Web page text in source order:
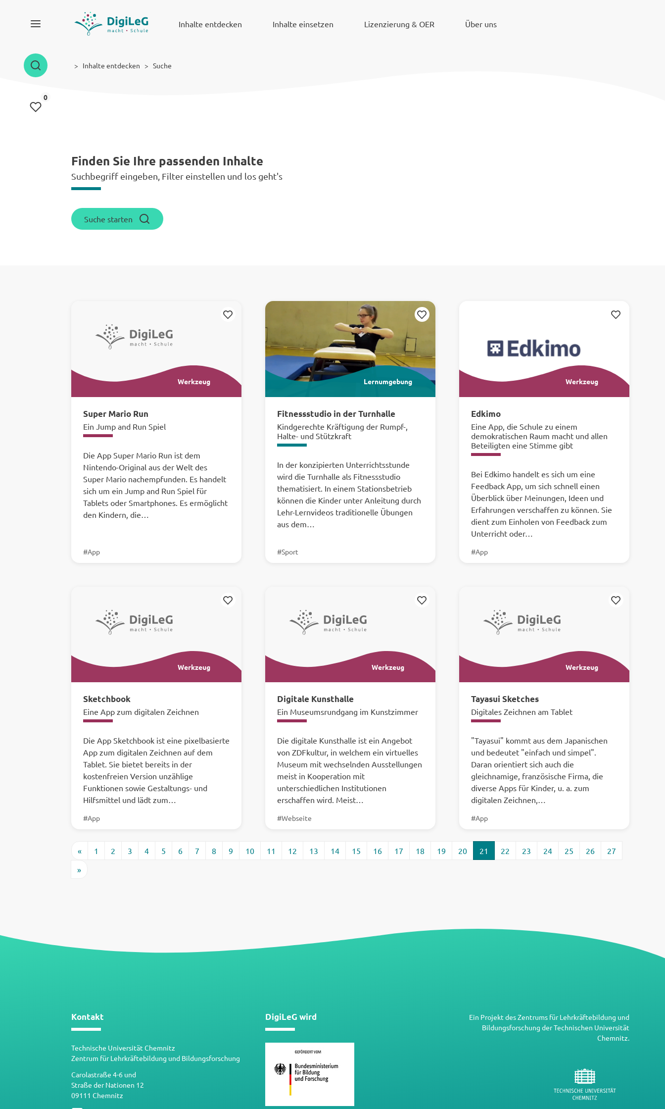
Inhalte entdecken Inhalte einsetzen Lizenzierung & OER Über uns
0Inhalte gemerkt
Inhalte entdecken Suche
Finden Sie Ihre passenden Inhalte
Suchbegriff eingeben, Filter einstellen und los geht's
Suche starten
Merken
Werkzeug
Super Mario Run
Ein Jump and Run Spiel
Die App Super Mario Run ist dem
Nintendo-Original aus der Welt des
Super Mario nachempfunden. Es handelt
sich um ein Jump and Run Spiel für
Tablets oder Smartphones. Es ermöglicht
den Kindern, die…
#App
Merken
Lernumgebung
Fitnessstudio in der Turnhalle
Kindgerechte Kräftigung der Rumpf-,
Halte- und Stützkraft
In der konzipierten Unterrichtsstunde
wird die Turnhalle als Fitnessstudio
thematisiert. In einem Stationsbetrieb
können die Kinder unter Anleitung durch
Lehr-Lernvideos traditionelle Übungen
aus dem…
#Sport
Merken
Werkzeug
Edkimo
Eine App, die Schule zu einem
demokratischen Raum macht und allen
Beteiligten eine Stimme gibt
Bei Edkimo handelt es sich um eine
Feedback App, um sich schnell einen
Überblick über Meinungen, Ideen und
Erfahrungen verschaffen zu können. Sie
dient zum Einholen von Feedback zum
Unterricht oder…
#App
Merken
Werkzeug
Sketchbook
Eine App zum digitalen Zeichnen
Die App Sketchbook ist eine pixelbasierte
App zum digitalen Zeichnen auf dem
Tablet. Sie bietet bereits in der
kostenfreien Version unzählige
Funktionen sowie Gestaltungs- und
Hilfsmittel und lädt zum…
#App
Merken
Werkzeug
Digitale Kunsthalle
Ein Museumsrundgang im Kunstzimmer
Die digitale Kunsthalle ist ein Angebot
von ZDFkultur, in welchem ein virtuelles
Museum mit wechselnden Ausstellungen
meist in Kooperation mit
unterschiedlichen Institutionen
erschaffen wird. Meist…
#Webseite
Merken
Werkzeug
Tayasui Sketches
Digitales Zeichnen am Tablet
"Tayasui" kommt aus dem Japanischen
und bedeutet "einfach und simpel".
Daran orientiert sich auch die
gleichnamige, französische Firma, die
diverse Apps für Kinder, u. a. zum
digitalen Zeichnen,…
#App
« 1 2 3 4 5 6 7 8 9 10 11 12 13 14 15 16 17 18 19 20 21 22 23 24 25 26
27
»
Kontakt
Technische Universität Chemnitz
Zentrum für Lehrkräftebildung und Bildungsforschung
Carolastraße 4-6 und
Straße der Nationen 12
09111 Chemnitz
DigiLeG wird Ein Projekt desZentrums für Lehrkräftebildung und
Bildungsforschung derTechnischen Universität
Chemnitz.